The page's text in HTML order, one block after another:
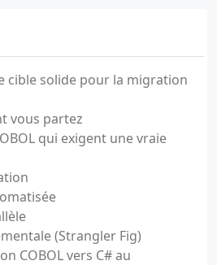
cible solide pour la migration
vous partez
qui exigent une vraie
(Strangler Fig)
COBOL vers C# au